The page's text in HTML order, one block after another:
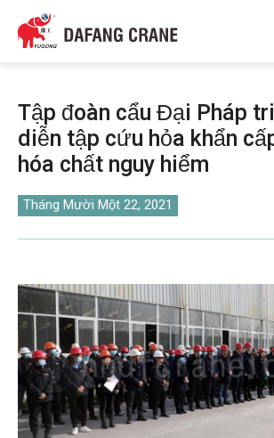
Tập đoàn cẩu Đại Pháp
diễn tập cứu hỏa khẩn
hóa chất nguy hiểm
Tháng Mười Một 22, 2021
हिन्दी
Bahasa Indonesia
বাংলা
فارسی
Pilipino
اردو
Українська
Беларуская мова
Kiswahili
Dansk
Norsk
O‘zbekcha